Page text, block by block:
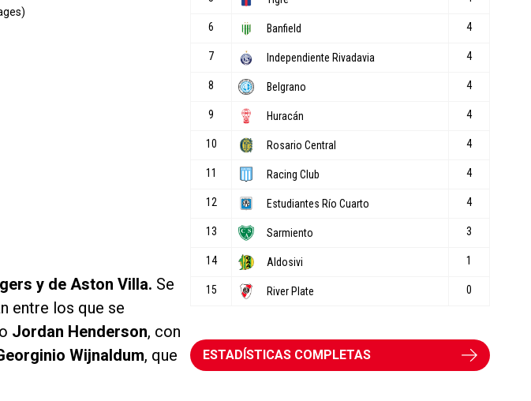
y de Aston Villa. Se
entre los que se
Jordan Henderson, con
Wijnaldum, que
ESTADÍSTICAS COMPLETAS